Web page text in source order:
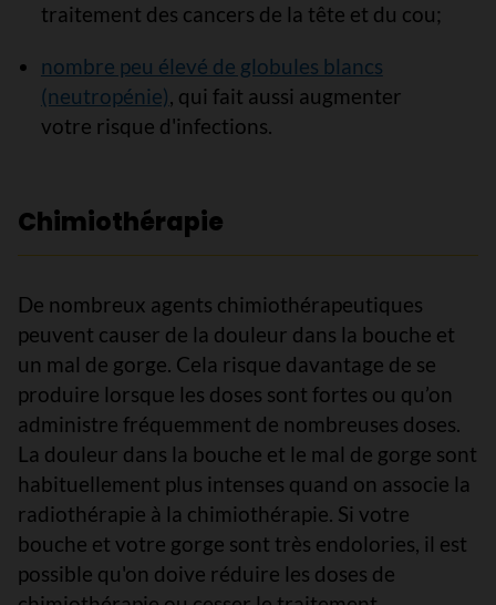
traitement des cancers de la tête et du cou;
nombre peu élevé de globules blancs
(neutropénie), qui fait aussi augmenter
votre risque d'infections.
Chimiothérapie
De nombreux agents chimiothérapeutiques
peuvent causer de la douleur dans la bouche et
un mal de gorge. Cela risque davantage de se
produire lorsque les doses sont fortes ou qu’on
administre fréquemment de nombreuses doses.
La douleur dans la bouche et le mal de gorge sont
habituellement plus intenses quand on associe la
radiothérapie à la chimiothérapie. Si votre
bouche et votre gorge sont très endolories, il est
possible qu'on doive réduire les doses de